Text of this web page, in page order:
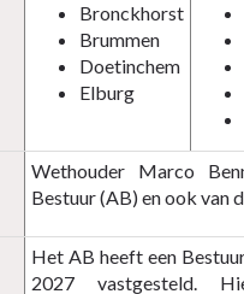
Bronckhorst
Brummen
Doetinchem
Elburg
Wethouder Marco
Bestuur (AB) en ook van
Het AB heeft een
2027 vastgesteld.